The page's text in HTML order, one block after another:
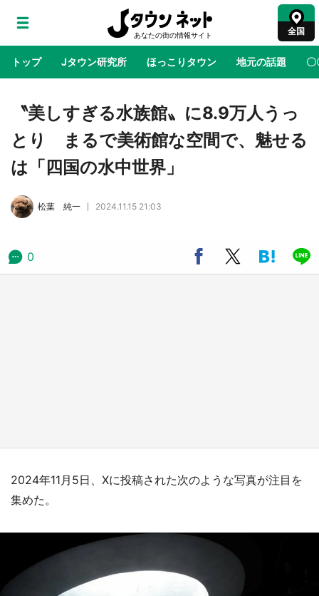
全国
トップ Jタウン研究所 ほっこりタウン 地元の話題 〇
地域×二次元 絶景 あの時はありがとう 物語がはじ
アニメ『はたらく細胞』と神奈川県の3度目コ
ラボ 作品の世界観通じて「小児がん」学べる
〝美しすぎる水族館〟に8.9万人うっ
とり まるで美術館な空間で、魅せる
は「四国の水中世界」
松葉 純一 2024.11.15 21:03
0
2024年11月5日、Xに投稿された次のような写真が注目を
集めた。